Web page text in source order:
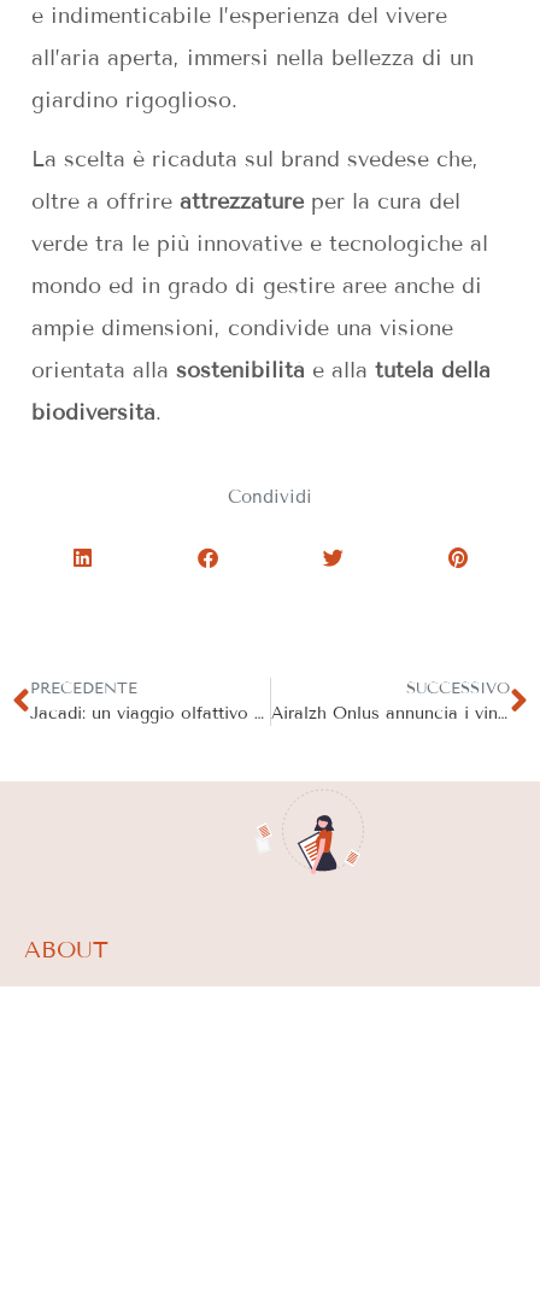
e indimenticabile l’esperienza del vivere
all’aria aperta, immersi nella bellezza di un
giardino rigoglioso.
La scelta è ricaduta sul brand svedese che,
oltre a offrire attrezzatureper la cura del
verde tra le più innovative e tecnologiche al
mondo ed in grado di gestire aree anche di
ampie dimensioni, condivide una visione
orientata alla sostenibilità e alla tutela della
biodiversità.
Condividi
PRECEDENTE
Jacadi: un viaggio olfattivo nell’infanzia tra dolcezza e tradizionale
SUCCESSIVO
Airalzh Onlus annuncia i vincitori del Bando AGYR 2024
ABOUT